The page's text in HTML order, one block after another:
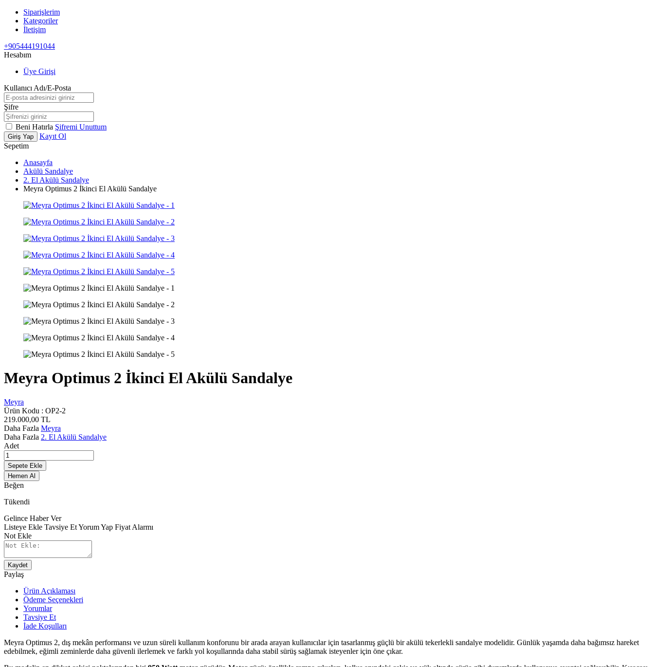
Siparişlerim
Kategoriler
İletişim
+905444191044
Hesabım
Üye Girişi
Kullanıcı Adı/E-Posta
Şifre
Beni Hatırla Şifremi Unuttum
Giriş Yap
Kayıt Ol
Sepetim
Anasayfa
Akülü Sandalye
2. El Akülü Sandalye
Meyra Optimus 2 İkinci El Akülü Sandalye
Meyra Optimus 2 İkinci El Akülü Sandalye
Meyra
Ürün Kodu : OP2-2
219.000,00 TL
Daha Fazla Meyra
Daha Fazla 2. El Akülü Sandalye
Adet
Sepete Ekle
Hemen Al
Beğen
Tükendi
Gelince Haber Ver
Listeye Ekle Tavsiye EtYorum Yap Fiyat Alarmı
Not Ekle
Kaydet
Paylaş
Ürün Açıklaması
Ödeme Seçenekleri
Yorumlar
Tavsiye Et
İade Koşulları
Meyra Optimus 2, dış mekân performansı ve uzun süreli kullanım konforunu bir arada arayan kullanıcılar için tasarlanmış güçlü bir akülü tekerlekli sandalye modelidir. Günlük yaşamda daha bağımsız hareket
edebilmek, eğimli zeminlerde daha güvenli ilerlemek ve farklı yol koşullarında daha stabil sürüş sağlamak isteyenler için öne çıkar.